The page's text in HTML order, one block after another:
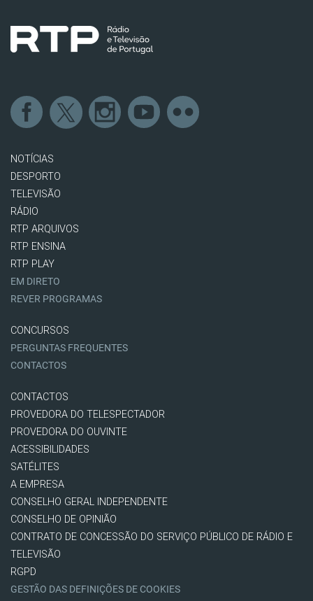
NOTÍCIAS
DESPORTO
TELEVISÃO
RÁDIO
RTP ARQUIVOS
RTP ENSINA
RTP PLAY
EM DIRETO
REVER PROGRAMAS
CONCURSOS
PERGUNTAS FREQUENTES
CONTACTOS
CONTACTOS
PROVEDORA DO TELESPECTADOR
PROVEDORA DO OUVINTE
ACESSIBILIDADES
SATÉLITES
A EMPRESA
CONSELHO GERAL INDEPENDENTE
CONSELHO DE OPINIÃO
CONTRATO DE CONCESSÃO DO SERVIÇO PÚBLICO DE RÁDIO E
TELEVISÃO
RGPD
GESTÃO DAS DEFINIÇÕES DE COOKIES